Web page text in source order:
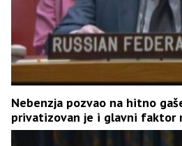
Nebenzja pozvao na hitno
privatizovan je i glavni faktor